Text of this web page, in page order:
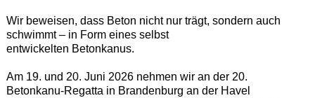
Wir beweisen, dass Beton nicht nur trägt, sondern auch
schwimmt – in Form eines selbst
entwickelten Betonkanus.
Am 19. und 20. Juni 2026 nehmen wir an der 20.
Betonkanu-Regatta in Brandenburg an der Havel